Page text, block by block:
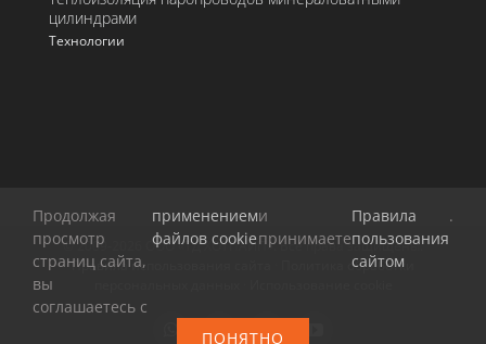
цилиндрами
Технологии
© 2009-
2026 ООО «ТД ХОТПАЙП». Все права защищены.
Правила использования сайта
Политика обработки
WhatsAppTelegram
Vk
Продолжая
просмотр
страниц сайта,
вы
соглашаетесь с
применением
файлов cookie
и
принимаете
Правила
пользования
сайтом
.
ПОНЯТНО